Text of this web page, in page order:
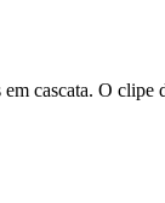
cascata. O